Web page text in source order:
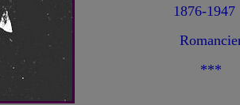
1876-1947
***